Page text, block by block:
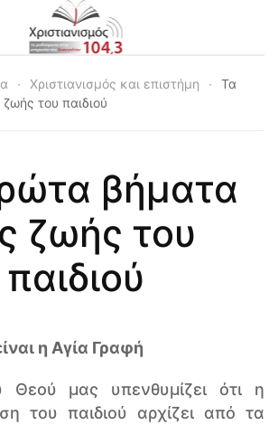
content
Χριστιανισμός και επιστήμη
Τα
του παιδιού
βήματα
ζωής του
παιδιού
η Αγία Γραφή
μας υπενθυμίζει ότι η
του παιδιού αρχίζει από τα